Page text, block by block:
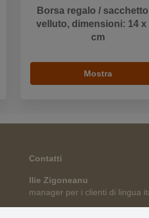
Borsa regalo /
velluto, dimensioni: 14 x
cm
Mostra
Contatti
Ilie Zigoneanu
manager per i clienti di lingua